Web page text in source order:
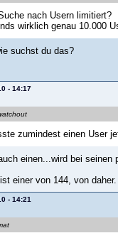
nach Usern limitiert?
wirklich genau 10.000
suchst du das?
- 14:17
zumindest einen User
einen...wird bei
einer von 144, von daher.
- 14:21